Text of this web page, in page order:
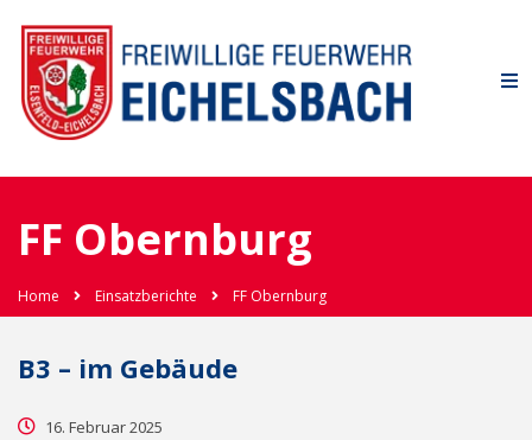
FF Obernburg
Home Einsatzberichte FF Obernburg
B3 – im Gebäude
16. Februar 2025